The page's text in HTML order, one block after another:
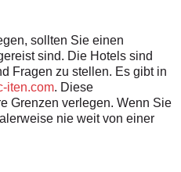
sollten Sie einen
sind. Die Hotels sind
Fragen zu stellen. Es gibt in
iten.com. Diese
Grenzen verlegen. Wenn Sie
nie weit von einer